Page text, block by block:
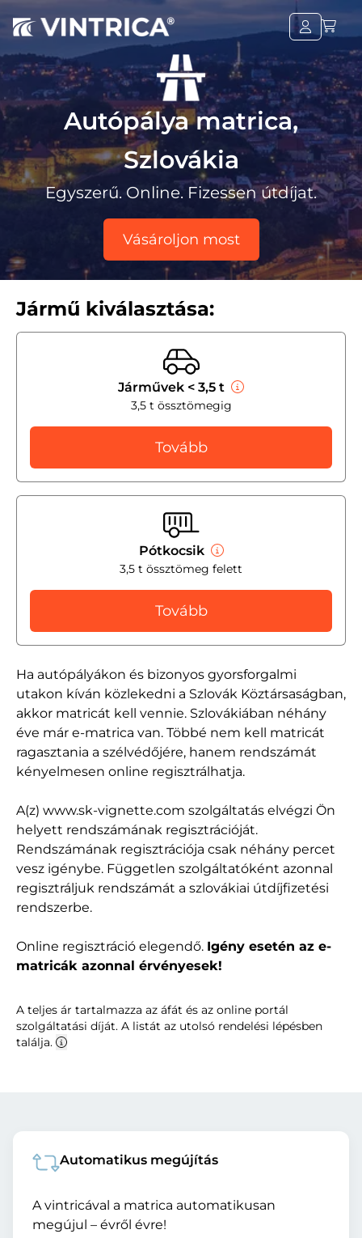
Autópálya matrica,
Szlovákia
Egyszerű. Online. Fizessen útdíjat.
Vásároljon most
Ha autópályákon és bizonyos gyorsforgalmi
utakon kíván közlekedni a Szlovák Köztársaságban,
akkor matricát kell vennie. Szlovákiában néhány
éve már e-matrica van. Többé nem kell matricát
ragasztania a szélvédőjére, hanem rendszámát
kényelmesen online regisztrálhatja.
A(z) www.sk-vignette.com szolgáltatás elvégzi Ön
helyett rendszámának regisztrációját.
Rendszámának regisztrációja csak néhány percet
vesz igénybe. Független szolgáltatóként azonnal
regisztráljuk rendszámát a szlovákiai útdíjfizetési
rendszerbe.
Online regisztráció elegendő. Igény esetén az e-
matricák azonnal érvényesek!
A teljes ár tartalmazza az áfát és az online portál
szolgáltatási díját. A listát az utolsó rendelési lépésben
találja.
Jármű kiválasztása:
Járművek < 3,5 t
3,5 t össztömegig
Tovább
Pótkocsik
3,5 t össztömeg felett
Tovább
Automatikus megújítás
A vintricával a matrica automatikusan
megújul – évről évre!